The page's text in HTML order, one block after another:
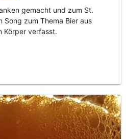
gemacht und zum St.
Song zum Thema Bier aus
Körper verfasst.